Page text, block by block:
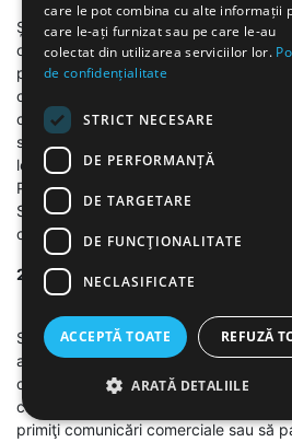
Școala Gimnazială Particulară Ethos,
operatorul datelor cu caracter
privind protectia datelor cu caracter
ceea ce priveste datele cu caracter
colectate si prelucrate prin
si/sau in contextul Serviciilor oferite
legatura cu Site-ul.
Pentru activitatea de prelucrare a
Societatea poate fi contactata
contact:
2. CE DATE PRELUCRAM?
Societatea prelucrează datele
atunci când utilizaţi Site-ul, va
contractati un serviciu, vă înscrieţi în
campaniile organizate impreuna cu
primiţi comunicări comerciale sau să
care le pot combina cu alte informații
care le-ați furnizat sau pe care le-au
colectat din utilizarea serviciilor lor.
de confidențialitate
STRICT NECESARE
DE PERFORMANȚĂ
DE TARGETARE
DE FUNCŢIONALITATE
NECLASIFICATE
ACCEPTĂ TOATE REFUZĂ
ARATĂ DETALIILE